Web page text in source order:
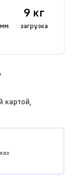
9 кг
загрузка
картой,